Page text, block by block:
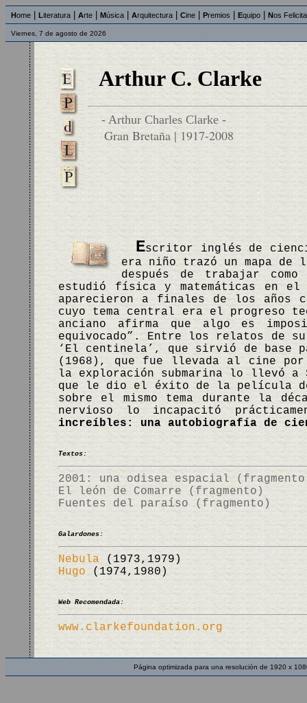
Home Literatura Arte Música Arquitectura Cine Premios Equipo Nos
Viernes, 7 de agosto de 2026
Arthur C. Clarke
- Arthur Charles Clarke -
Gran Bretaña | 1917-2008
Escritor inglés de
era niño trazó un mapa
después de trabajar
estudió física y matemáticas en el
aparecieron a finales de los años
cuyo tema central era el progreso
anciano afirma que algo es
equivocado”. Entre los relatos de
‘El centinela’, que sirvió de base
(1968), que fue llevada al cine
la exploración submarina lo llevó
que le dio el éxito de la película
sobre el mismo tema durante la
nervioso lo incapacitó
increíbles: una autobiografía de
Textos:
2001: una odisea espacial
El león de Comarre (fragmento)
Fuentes del paraíso (fragmento)
Galardones:
Nebula (1973,1979)
Hugo(1974,1980)
Web Recomendada:
www.clarkefoundation.org
Página optimizada para una resolución de 1920 x